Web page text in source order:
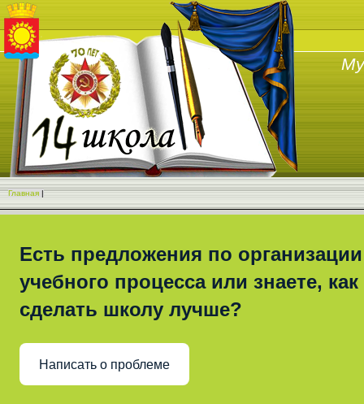
Главная |
Есть предложения по организации
учебного процесса или знаете, как
сделать школу лучше?
Написать о проблеме